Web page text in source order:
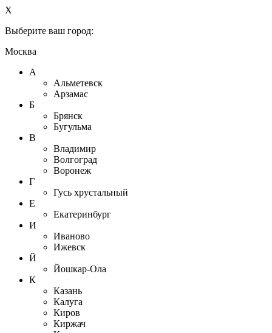
X
Выберите ваш город:
Москва
А
Альметевск
Арзамас
Б
Брянск
Бугульма
В
Владимир
Волгоград
Воронеж
Г
Гусь хрустальный
Е
Екатеринбург
И
Иваново
Ижевск
Й
Йошкар-Ола
К
Казань
Калуга
Киров
Киржач